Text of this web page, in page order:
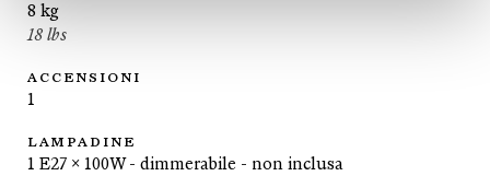
8 kg
18 lbs
ACCENSIONI
1
LAMPADINE
1 E27 x 100W - dimmerabile - non inclusa